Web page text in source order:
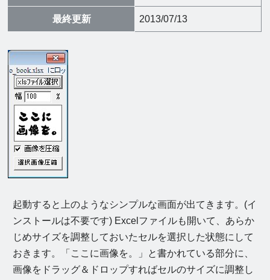
最終更新 2013/07/13
起動すると上のようなシンプルな画面が出てきます。(イ
ンストールは不要です) Excelファイルも開いて、あらか
じめサイズを調整しておいたセルを選択した状態にして
おきます。「ここに画像を。」と書かれている部分に、
画像をドラッグ＆ドロップすればセルのサイズに調整し